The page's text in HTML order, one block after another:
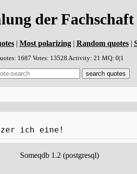
der
| Most polarizing| Random quotes|
1687 Votes: 13528 Activity: 21 MQ: 0|1
ich eine!
Someqdb 1.2 (postgresql)